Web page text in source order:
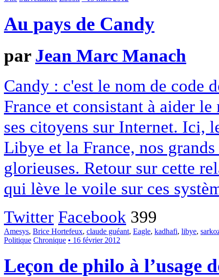
Au pays de Candy
par Jean Marc Manach
Candy : c'est le nom de code
France et consistant à aider
ses citoyens sur Internet. Ici,
Libye et la France, nos
glorieuses. Retour sur cette
qui lève le voile sur ces
Twitter Facebook 399
Amesys, Brice Hortefeux, claude guéant, Eagle, kadhafi, libye,
Politique Chronique • 16 février 2012
Leçon de philo à l’usage